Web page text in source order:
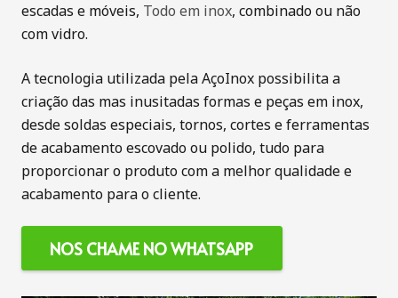
escadas e móveis, Todo em inox, combinado ou não
com vidro.
A tecnologia utilizada pela AçoInox possibilita a
criação das mas inusitadas formas e peças em inox,
desde soldas especiais, tornos, cortes e ferramentas
de acabamento escovado ou polido, tudo para
proporcionar o produto com a melhor qualidade e
acabamento para o cliente.
NOS CHAME NO WHATSAPP